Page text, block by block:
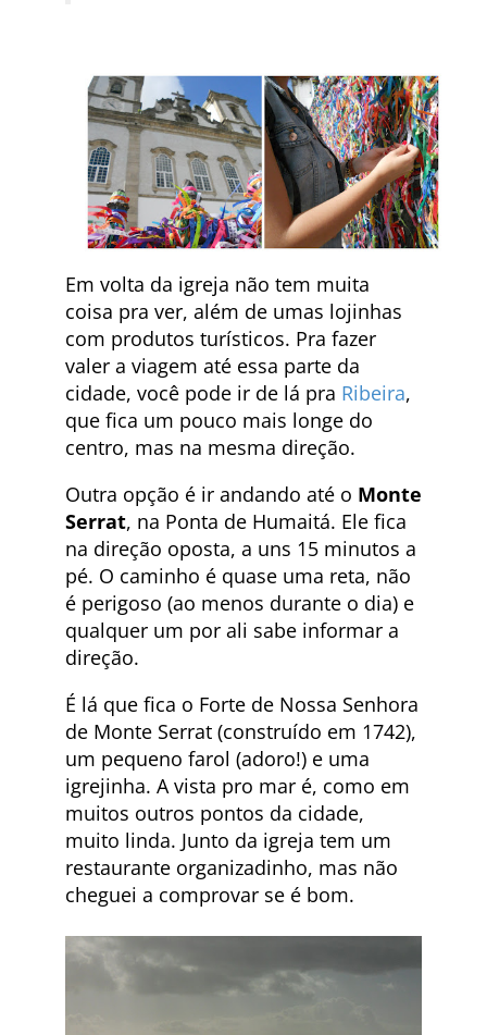
Em volta da igreja não tem muita
coisa pra ver, além de umas lojinhas
com produtos turísticos. Pra fazer
valer a viagem até essa parte da
cidade, você pode ir de lá pra Ribeira,
que fica um pouco mais longe do
centro, mas na mesma direção.
Outra opção é ir andando até o Monte
Serrat, na Ponta de Humaitá. Ele fica
na direção oposta, a uns 15 minutos a
pé. O caminho é quase uma reta, não
é perigoso (ao menos durante o dia) e
qualquer um por ali sabe informar a
direção.
É lá que fica o Forte de Nossa Senhora
de Monte Serrat (construído em 1742),
um pequeno farol (adoro!) e uma
igrejinha. A vista pro mar é, como em
muitos outros pontos da cidade,
muito linda. Junto da igreja tem um
restaurante organizadinho, mas não
cheguei a comprovar se é bom.